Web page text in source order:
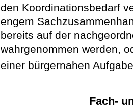
den Koordinationsbedarf
engem
bereits auf der
wahrgenommen werden,
einer bürgernahen
Fach-